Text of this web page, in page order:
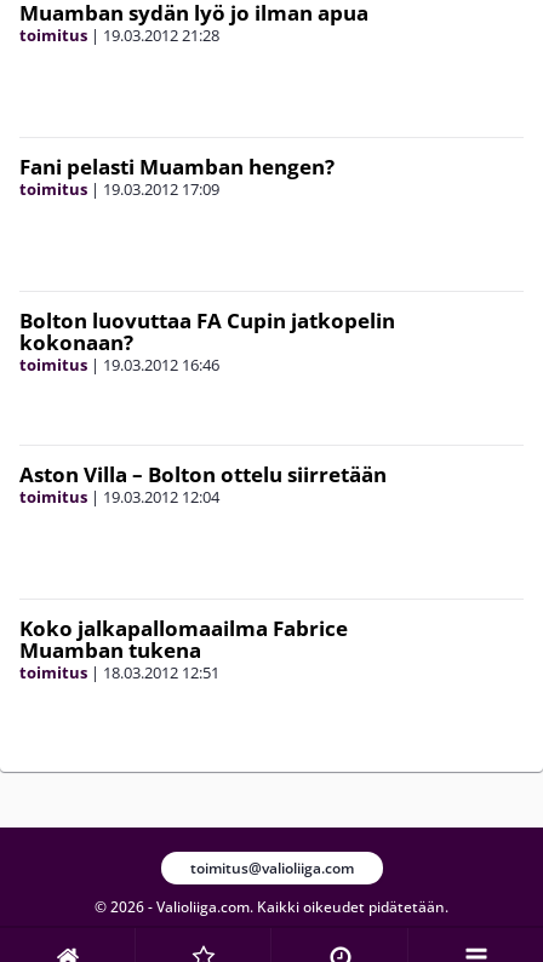
Muamban sydän lyö jo ilman apua
toimitus | 19.03.201221:28
Fani pelasti Muamban hengen?
toimitus | 19.03.2012 17:09
Bolton luovuttaa FA Cupin jatkopelin
kokonaan?
toimitus | 19.03.2012 16:46
Aston Villa – Bolton ottelu siirretään
toimitus | 19.03.2012 12:04
Koko jalkapallomaailma Fabrice
Muamban tukena
toimitus | 18.03.2012 12:51
© 2026 - Valioliiga.com. Kaikki oikeudet pidätetään.
toimitus@valioliiga.com